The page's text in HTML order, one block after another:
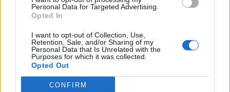
Personal Data for Targeted Advertising.
Opted In
I want to opt-out of Collection, Use,
Retention, Sale, and/or Sharing of my
Personal Data that Is Unrelated with the
Purposes for which it was collected.
Opted Out
CONFIRM
Médiatér
Liget
Krónika
Bihari Napló
Erdélyi Napló